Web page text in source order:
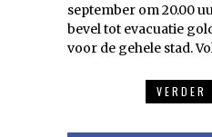
september om 20.00
bevel tot evacuatie
voor de gehele stad.
VERDER